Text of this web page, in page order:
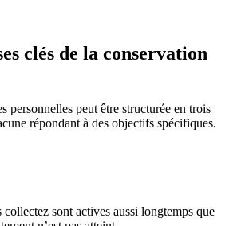
clés de la conservation
personnelles peut être structurée en trois
répondant à des objectifs spécifiques.
sont actives aussi longtemps que